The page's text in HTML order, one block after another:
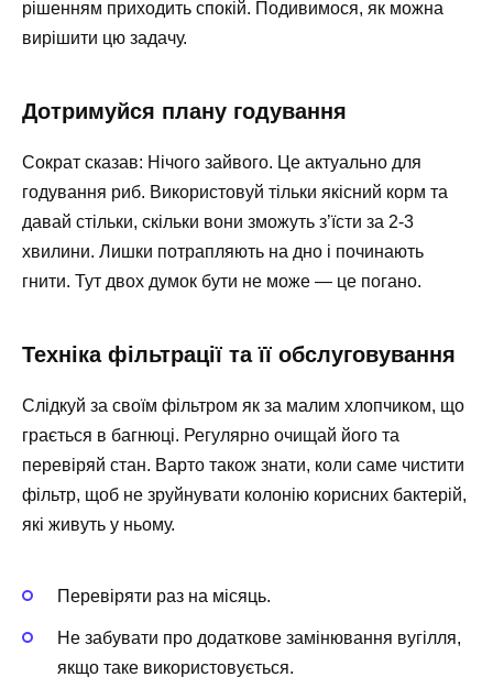
рішенням приходить спокій. Подивимося, як можна
вирішити цю задачу.
Дотримуйся плану годування
Сократ сказав: Нічого зайвого. Це актуально для
годування риб. Використовуй тільки якісний корм та
давай стільки, скільки вони зможуть з’їсти за 2-3
хвилини. Лишки потрапляють на дно і починають
гнити. Тут двох думок бути не може — це погано.
Техніка фільтрації та її обслуговування
Слідкуй за своїм фільтром як за малим хлопчиком, що
грається в багнюці. Регулярно очищай його та
перевіряй стан. Варто також знати, коли саме чистити
фільтр, щоб не зруйнувати колонію корисних бактерій,
які живуть у ньому.
Перевіряти раз на місяць.
Не забувати про додаткове замінювання вугілля,
якщо таке використовується.